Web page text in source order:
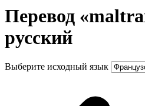
Перевод
русский
Выберите исходный язык